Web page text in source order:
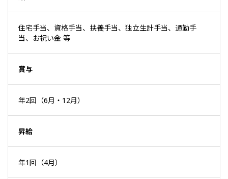
住宅手当、資格手当、扶養手当、独立生計手当、通勤手
当、お祝い金 等
賞与
年2回（6月・12月）
昇給
年1回（4月）